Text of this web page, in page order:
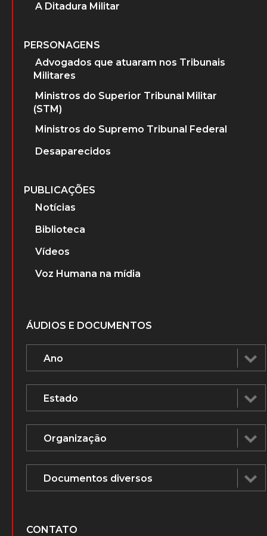
A Ditadura Militar
PERSONAGENS
Advogados que atuaram nos Tribunais
Militares
Ministros do Superior Tribunal Militar
(STM)
Ministros do Supremo Tribunal Federal
Desaparecidos
PUBLICAÇÕES
Notícias
Biblioteca
Vídeos
Voz Humana na mídia
ÁUDIOS E DOCUMENTOS
CONTATO